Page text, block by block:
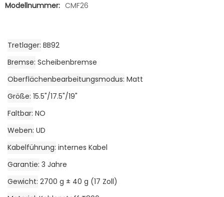
Modellnummer: CMF26
Tretlager BB92
Bremse Scheibenbremse
Oberflächenbearbeitungsmodus Matt
Größe 15.5"/17.5"/19"
Faltbar NO
Weben UD
Kabelführung internes Kabel
Garantie 3 Jahre
Gewicht 2700 g ± 40 g (17 Zoll)